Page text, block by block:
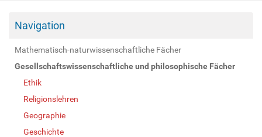
Navigation
Mathematisch-naturwissenschaftliche Fächer
Gesellschaftswissenschaftliche und philosophische Fächer
Ethik
Religionslehren
Geographie
Geschichte